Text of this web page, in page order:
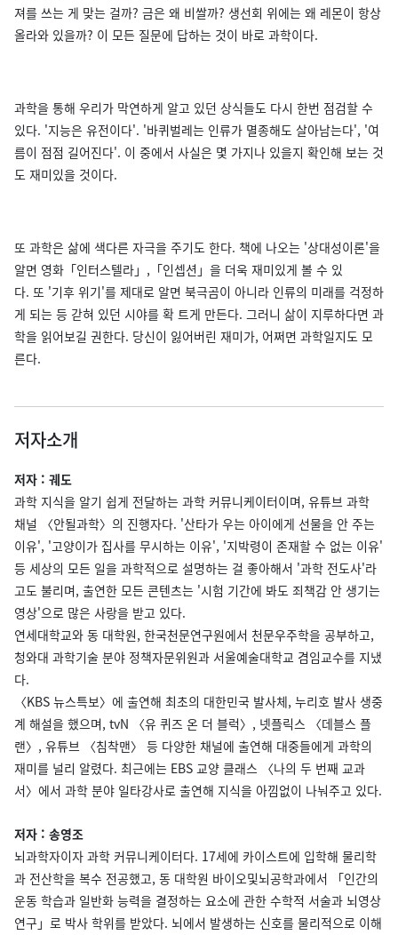
져를 쓰는 게 맞는 걸까? 금은 왜 비쌀까? 생선회 위에는 왜 레몬이 항상
올라와 있을까? 이 모든 질문에 답하는 것이 바로 과학이다.
과학을 통해 우리가 막연하게 알고 있던 상식들도 다시 한번 점검할 수
있다. '지능은 유전이다'. '바퀴벌레는 인류가 멸종해도 살아남는다', '여
름이 점점 길어진다'. 이 중에서 사실은 몇 가지나 있을지 확인해 보는 것
도 재미있을 것이다.
또 과학은 삶에 색다른 자극을 주기도 한다. 책에 나오는 '상대성이론'을
알면 영화「인터스텔라」,「인셉션」을 더욱 재미있게 볼 수 있
다. 또 '기후 위기'를 제대로 알면 북극곰이 아니라 인류의 미래를 걱정하
게 되는 등 갇혀 있던 시야를 확 트게 만든다. 그러니 삶이 지루하다면 과
학을 읽어보길 권한다. 당신이 잃어버린 재미가, 어쩌면 과학일지도 모
른다.
저자소개
저자 : 궤도
과학 지식을 알기 쉽게 전달하는 과학 커뮤니케이터이며, 유튜브 과학
채널 〈안될과학〉의 진행자다. '산타가 우는 아이에게 선물을 안 주는
이유', '고양이가 집사를 무시하는 이유', '지박령이 존재할 수 없는 이유'
등 세상의 모든 일을 과학적으로 설명하는 걸 좋아해서 '과학 전도사'라
고도 불리며, 출연한 모든 콘텐츠는 '시험 기간에 봐도 죄책감 안 생기는
영상'으로 많은 사랑을 받고 있다.
연세대학교와 동 대학원, 한국천문연구원에서 천문우주학을 공부하고,
청와대 과학기술 분야 정책자문위원과 서울예술대학교 겸임교수를 지냈
다.
〈KBS 뉴스특보〉에 출연해 최초의 대한민국 발사체, 누리호 발사 생중
계 해설을 했으며, tvN 〈유 퀴즈 온 더 블럭〉, 넷플릭스 〈데블스 플
랜〉, 유튜브 〈침착맨〉 등 다양한 채널에 출연해 대중들에게 과학의
재미를 널리 알렸다. 최근에는 EBS 교양 클래스 〈나의 두 번째 교과
서〉에서 과학 분야 일타강사로 출연해 지식을 아낌없이 나눠주고 있다.
저자 : 송영조
뇌과학자이자 과학 커뮤니케이터다. 17세에 카이스트에 입학해 물리학
과 전산학을 복수 전공했고, 동 대학원 바이오및뇌공학과에서 「인간의
운동 학습과 일반화 능력을 결정하는 요소에 관한 수학적 서술과 뇌영상
연구」로 박사 학위를 받았다. 뇌에서 발생하는 신호를 물리적으로 이해